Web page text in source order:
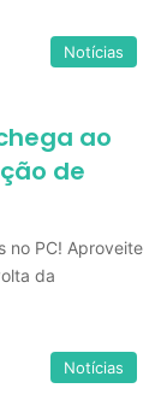
Notícias
ao
de
no PC! Aproveite
da
Notícias